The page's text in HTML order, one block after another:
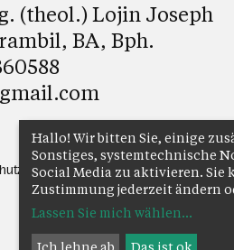
(theol.) Lojin Joseph
BA, Bph.
Anmelden
Hallo! Wir bitten Sie, einige
Sonstiges, systemtechnische
Social Media zu aktivieren. Sie
Zustimmung jederzeit ändern
Lassen Sie mich wählen...